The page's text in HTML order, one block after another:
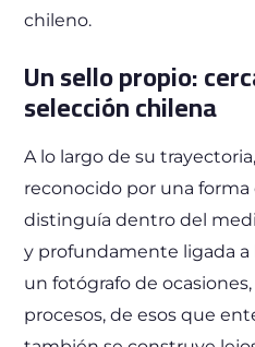
chileno.
Un sello propio:
selección chilena
A lo largo de su
reconocido por una forma
distinguía dentro del
y profundamente ligada a
un fotógrafo de
procesos, de esos que